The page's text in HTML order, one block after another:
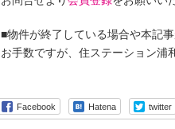
■物件が終了している場合や本記
お手数ですが、住ステーション浦
Facebook Hatena twitter